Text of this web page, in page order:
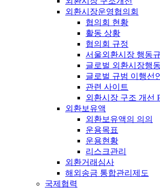
외환시장운영협의회
협의회 현황
활동 상황
협의회 규정
서울외환시장 행동
글로벌 외환시장행
글로벌 규범 이행선
관련 사이트
외환시장 구조 개선
외환보유액
외환보유액의 의의
운용목표
운용현황
리스크관리
외환거래심사
해외송금 통합관리제도
국제협력